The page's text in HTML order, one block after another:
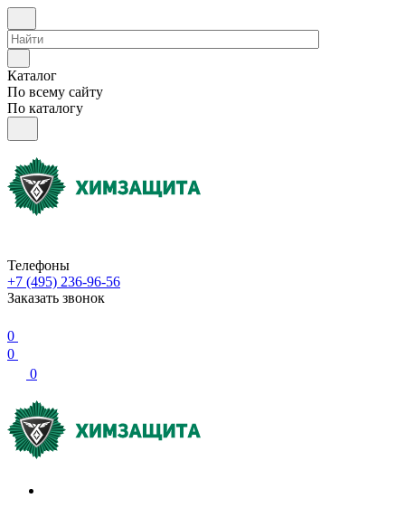
Каталог
По всему сайту
По каталогу
Телефоны
+7 (495) 236-96-56
Заказать звонок
0
0
0